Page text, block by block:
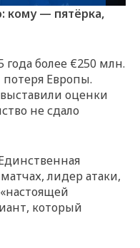
кому — пятёрка,
года более €250 млн.
потеря Европы.
оценки
не сдало
матчах, лидер атаки,
который